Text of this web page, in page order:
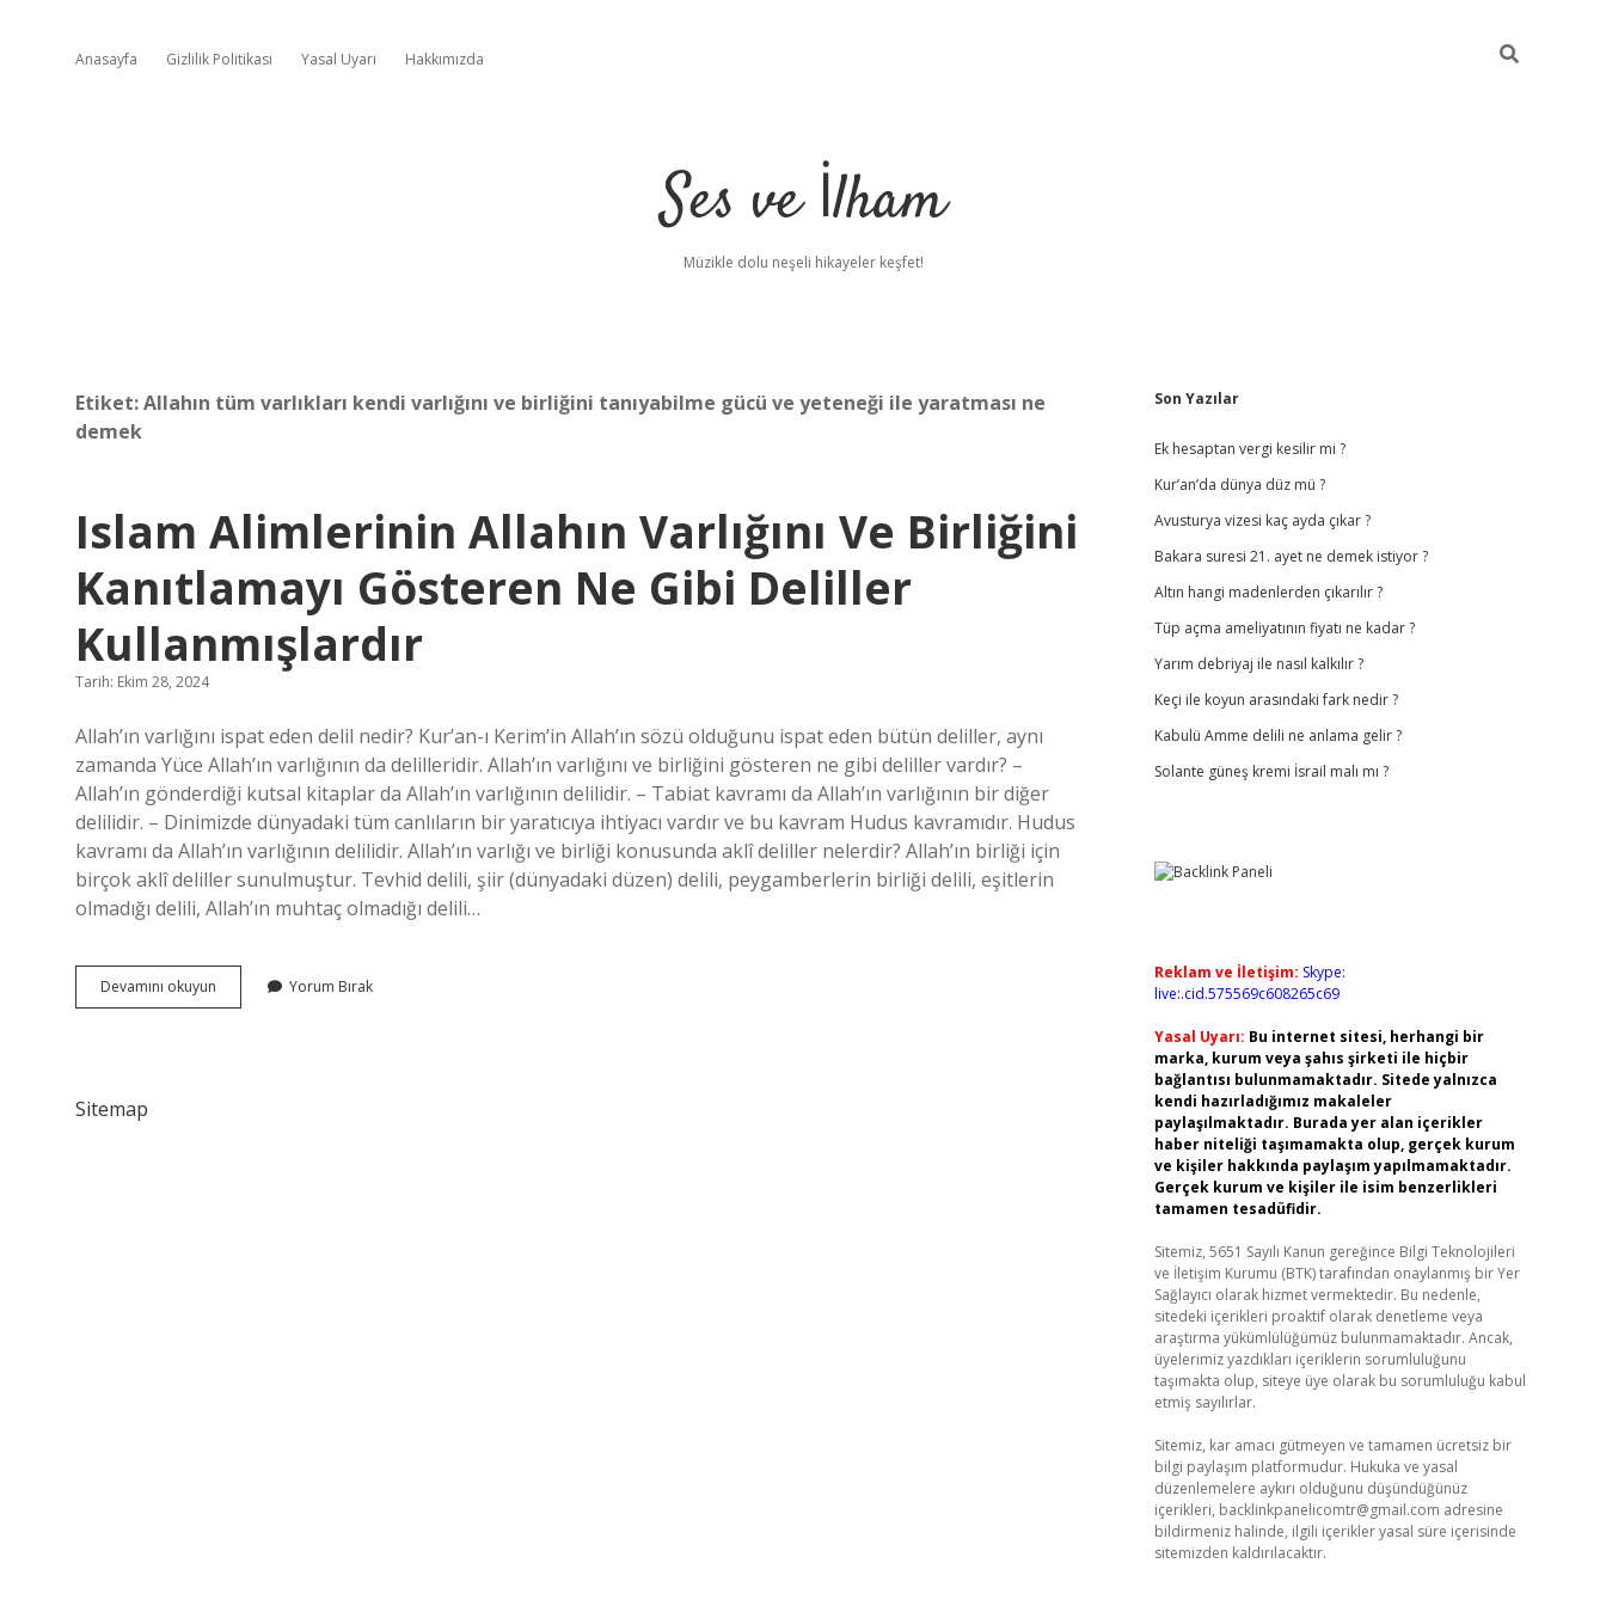
Anasayfa Gizlilik Politikası Yasal Uyarı Hakkımızda
Ses ve İlham
Müzikle dolu neşeli hikayeler keşfet!
Etiket:Allahın tüm varlıkları kendi varlığını ve birliğini tanıyabilme gücü ve yeteneği ile yaratması ne
demek
Islam Alimlerinin Allahın Varlığını Ve Birliğini
Kanıtlamayı Gösteren Ne Gibi Deliller
Kullanmışlardır
Tarih: Ekim 28, 2024
Allah’ın varlığını ispat eden delil nedir? Kur’an-ı Kerim’in Allah’ın sözü olduğunu ispat eden bütün deliller, aynı
zamanda Yüce Allah’ın varlığının da delilleridir. Allah’ın varlığını ve birliğini gösteren ne gibi deliller vardır? –
Allah’ın gönderdiği kutsal kitaplar da Allah’ın varlığının delilidir. – Tabiat kavramı da Allah’ın varlığının bir diğer
delilidir. – Dinimizde dünyadaki tüm canlıların bir yaratıcıya ihtiyacı vardır ve bu kavram Hudus kavramıdır. Hudus
kavramı da Allah’ın varlığının delilidir. Allah’ın varlığı ve birliği konusunda aklî deliller nelerdir? Allah’ın birliği için
birçok aklî deliller sunulmuştur. Tevhid delili, şiir (dünyadaki düzen) delili, peygamberlerin birliği delili, eşitlerin
olmadığı delili, Allah’ın muhtaç olmadığı delili…
Devamını okuyun
Alimlerinin
Yorum Bırak
Sitemap
Sidebar
Son Yazılar
Ek hesaptan vergi kesilir mi ?
Kur’an’da dünya düz mü ?
Avusturya vizesi kaç ayda çıkar ?
Bakara suresi 21. ayet ne demek istiyor ?
Altın hangi madenlerden çıkarılır ?
Tüp açma ameliyatının fiyatı ne kadar ?
Yarım debriyaj ile nasıl kalkılır ?
Keçi ile koyun arasındaki fark nedir ?
Kabulü Amme delili ne anlama gelir ?
Solante güneş kremi İsrail malı mı ?
Reklam ve İletişim: Skype:
live:.cid.575569c608265c69
Yasal Uyarı: Bu internet sitesi, herhangi bir
marka, kurum veya şahıs şirketi ile hiçbir
bağlantısı bulunmamaktadır. Sitede yalnızca
kendi hazırladığımız makaleler
paylaşılmaktadır. Burada yer alan içerikler
haber niteliği taşımamakta olup, gerçek kurum
ve kişiler hakkında paylaşım yapılmamaktadır.
Gerçek kurum ve kişiler ile isim benzerlikleri
tamamen tesadüfidir.
Sitemiz, 5651 Sayılı Kanun gereğince Bilgi Teknolojileri
ve İletişim Kurumu (BTK) tarafından onaylanmış bir Yer
Sağlayıcı olarak hizmet vermektedir. Bu nedenle,
sitedeki içerikleri proaktif olarak denetleme veya
araştırma yükümlülüğümüz bulunmamaktadır. Ancak,
üyelerimiz yazdıkları içeriklerin sorumluluğunu
taşımakta olup, siteye üye olarak bu sorumluluğu kabul
etmiş sayılırlar.
Sitemiz, kar amacı gütmeyen ve tamamen ücretsiz bir
bilgi paylaşım platformudur. Hukuka ve yasal
düzenlemelere aykırı olduğunu düşündüğünüz
içerikleri, backlinkpanelicomtr@gmail.com adresine
bildirmeniz halinde, ilgili içerikler yasal süre içerisinde
sitemizden kaldırılacaktır.